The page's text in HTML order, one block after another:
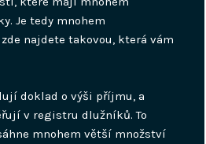
Je tedy mnohem
najdete takovou, která vám
doklad o výši příjmu, a
v registru dlužníků. To
mnohem větší množství